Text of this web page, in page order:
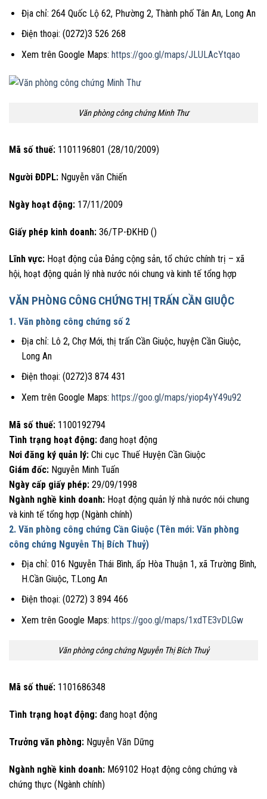
Địa chỉ: 264 Quốc Lộ 62, Phường 2, Thành phố Tân An, Long An
Điện thoại: (0272)3 526 268
Xem trên Google Maps: https://goo.gl/maps/JLULAcYtqao
Văn phòng công chứng Minh Thư
Mã số thuế: 1101196801 (28/10/2009)
Người ĐDPL: Nguyễn văn Chiến
Ngày hoạt động: 17/11/2009
Giấy phép kinh doanh: 36/TP-ĐKHĐ ()
Lĩnh vực: Hoạt động của Đảng cộng sản, tổ chức chính trị – xã
hội, hoạt động quản lý nhà nước nói chung và kinh tế tổng hợp
VĂN PHÒNG CÔNG CHỨNG THỊ TRẤN CẦN GIUỘC
1. Văn phòng công chứng số 2
Địa chỉ: Lô 2, Chợ Mới, thị trấn Cần Giuộc, huyện Cần Giuộc,
Long An
Điện thoại: (0272)3 874 431
Xem trên Google Maps: https://goo.gl/maps/yiop4yY49u92
Mã số thuế: 1100192794
Tình trạng hoạt động: đang hoạt động
Nơi đăng ký quản lý: Chi cục Thuế Huyện Cần Giuộc
Giám đốc: Nguyễn Minh Tuấn
Ngày cấp giấy phép: 29/09/1998
Ngành nghề kinh doanh: Hoạt động quản lý nhà nước nói chung
và kinh tế tổng hợp (Ngành chính)
2. Văn phòng công chứng Cần Giuộc (Tên mới: Văn phòng
công chứng Nguyễn Thị Bích Thuỷ)
Địa chỉ: 016 Nguyễn Thái Bình, ấp Hòa Thuận 1, xã Trường Bình,
H.Cần Giuộc, T.Long An
Điện thoại: (0272) 3 894 466
Xem trên Google Maps: https://goo.gl/maps/1xdTE3vDLGw
Văn phòng công chứng Nguyễn Thị Bích Thuỷ
Mã số thuế: 1101686348
Tình trạng hoạt động: đang hoạt động
Trưởng văn phòng: Nguyễn Văn Dững
Ngành nghề kinh doanh: M69102 Hoạt động công chứng và
chứng thực (Ngành chính)